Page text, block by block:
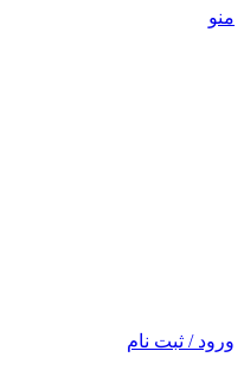
منو
ورود / ثبت نام